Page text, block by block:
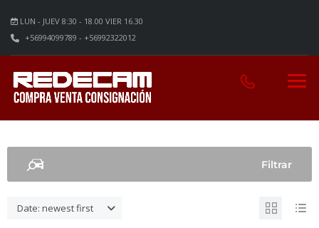
LUN - JUEV 8:30 - 18.00 VIER 16.30
+56994099789 - +56992322012
Filtrar
Date: newest first